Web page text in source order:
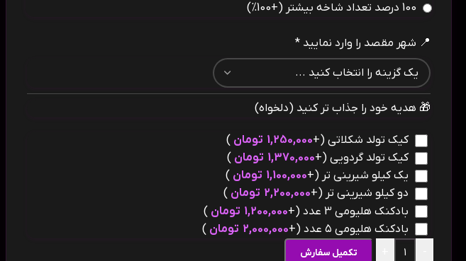
100 درصد تعداد شاخه بیشتر
(+100%)
📍 شهر مقصد را وارد نمایید *
🎁 هدیه خود را جذاب تر کنید (دلخواه)
کیک تولد شکلاتی (+
1,250,000 تومان )
کیک تولد گردویی (+
1,370,000 تومان )
یک کیلو شیرینی تر (+
1,100,000 تومان )
دو کیلو شیرینی تر (+
2,200,000 تومان )
بادکنک هلیومی 3 عدد
(+
1,200,000 تومان )
بادکنک هلیومی ۵ عدد
(+
2,000,000 تومان )
تکمیل سفارش